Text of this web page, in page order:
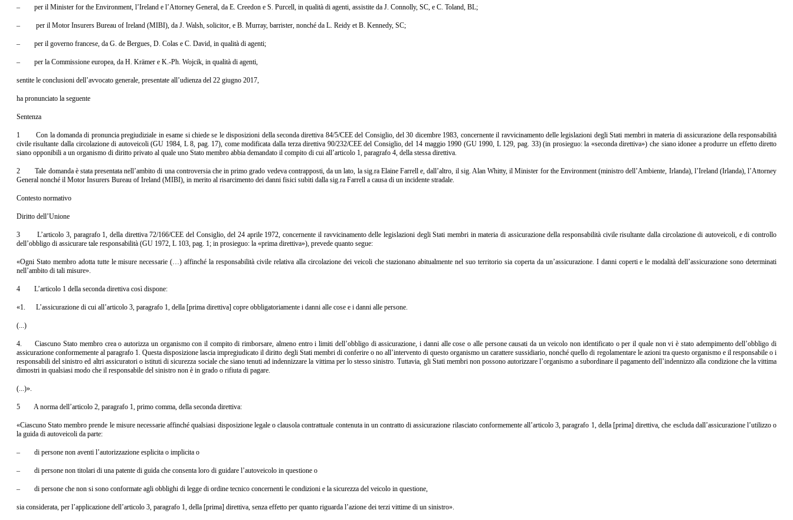
– per il Minister for the Environment, l’Ireland e l’Attorney General, da E. Creedon e S. Purcell, in qualità di agenti, assistite da J. Connolly, SC, e C. Toland, BL;
– per il Motor Insurers Bureau of Ireland (MIBI), da J. Walsh, solicitor, e B. Murray, barrister, nonché da L. Reidy et B. Kennedy, SC;
– per il governo francese, da G. de Bergues, D. Colas e C. David, in qualità di agenti;
– per la Commissione europea, da H. Krämer e K.-Ph. Wojcik, in qualità di agenti,
sentite le conclusioni dell’avvocato generale, presentate all’udienza del 22 giugno 2017,
ha pronunciato la seguente
Sentenza
1 Con la domanda di pronuncia pregiudiziale in esame si chiede se le disposizioni della seconda direttiva 84/5/CEE del Consiglio, del 30 dicembre 1983, concernente il ravvicinamento delle legislazioni degli Stati membri in materia di assicurazione della responsabilità
civile risultante dalla circolazione di autoveicoli (GU 1984, L 8, pag. 17), come modificata dalla terza direttiva 90/232/CEE del Consiglio, del 14 maggio 1990 (GU 1990, L 129, pag. 33) (in prosieguo: la «seconda direttiva») che siano idonee a produrre un effetto diretto
siano opponibili a un organismo di diritto privato al quale uno Stato membro abbia demandato il compito di cui all’articolo 1, paragrafo 4, della stessa direttiva.
2 Tale domanda è stata presentata nell’ambito di una controversia che in primo grado vedeva contrapposti, da un lato, la sig.ra Elaine Farrell e, dall’altro, il sig. Alan Whitty, il Minister for the Environment (ministro dell’Ambiente, Irlanda), l’Ireland (Irlanda), l’Attorney
General nonché il Motor Insurers Bureau of Ireland (MIBI), in merito al risarcimento dei danni fisici subiti dalla sig.ra Farrell a causa di un incidente stradale.
Contesto normativo
Diritto dell’Unione
3 L’articolo 3, paragrafo 1, della direttiva 72/166/CEE del Consiglio, del 24 aprile 1972, concernente il ravvicinamento delle legislazioni degli Stati membri in materia di assicurazione della responsabilità civile risultante dalla circolazione di autoveicoli, e di controllo
dell’obbligo di assicurare tale responsabilità (GU 1972, L 103, pag. 1; in prosieguo: la «prima direttiva»), prevede quanto segue:
«Ogni Stato membro adotta tutte le misure necessarie (…) affinché la responsabilità civile relativa alla circolazione dei veicoli che stazionano abitualmente nel suo territorio sia coperta da un’assicurazione. I danni coperti e le modalità dell’assicurazione sono determinati
nell’ambito di tali misure».
4 L’articolo 1 della seconda direttiva così dispone:
«1. L’assicurazione di cui all’articolo 3, paragrafo 1, della [prima direttiva] copre obbligatoriamente i danni alle cose e i danni alle persone.
(...)
4. Ciascuno Stato membro crea o autorizza un organismo con il compito di rimborsare, almeno entro i limiti dell’obbligo di assicurazione, i danni alle cose o alle persone causati da un veicolo non identificato o per il quale non vi è stato adempimento dell’obbligo di
assicurazione conformemente al paragrafo 1. Questa disposizione lascia impregiudicato il diritto degli Stati membri di conferire o no all’intervento di questo organismo un carattere sussidiario, nonché quello di regolamentare le azioni tra questo organismo e il responsabile o i
responsabili del sinistro ed altri assicuratori o istituti di sicurezza sociale che siano tenuti ad indennizzare la vittima per lo stesso sinistro. Tuttavia, gli Stati membri non possono autorizzare l’organismo a subordinare il pagamento dell’indennizzo alla condizione che la vittima
dimostri in qualsiasi modo che il responsabile del sinistro non è in grado o rifiuta di pagare.
(...)».
5 A norma dell’articolo 2, paragrafo 1, primo comma, della seconda direttiva:
«Ciascuno Stato membro prende le misure necessarie affinché qualsiasi disposizione legale o clausola contrattuale contenuta in un contratto di assicurazione rilasciato conformemente all’articolo 3, paragrafo 1, della [prima] direttiva, che escluda dall’assicurazione l’utilizzo o
la guida di autoveicoli da parte:
– di persone non aventi l’autorizzazione esplicita o implicita o
– di persone non titolari di una patente di guida che consenta loro di guidare l’autoveicolo in questione o
– di persone che non si sono conformate agli obblighi di legge di ordine tecnico concernenti le condizioni e la sicurezza del veicolo in questione,
sia considerata, per l’applicazione dell’articolo 3, paragrafo 1, della [prima] direttiva, senza effetto per quanto riguarda l’azione dei terzi vittime di un sinistro».